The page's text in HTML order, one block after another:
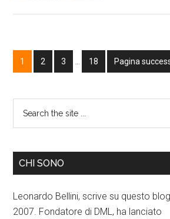
1 2 3 18 Pagina
CHI SONO
Leonardo Bellini, scrive su questo
2007. Fondatore di DML, ha lanciato